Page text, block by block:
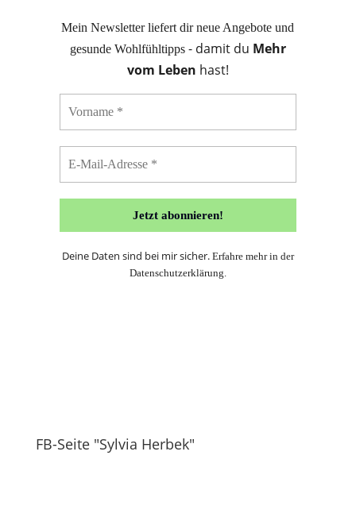
Mein Newsletter liefert dir neue Angebote und
gesunde Wohlfühltipps- damit du Mehr
vom Leben hast!
Deine Daten sind bei mir sicher. Erfahre mehr in der
Datenschutzerklärung.
FB-Seite "Sylvia Herbek"